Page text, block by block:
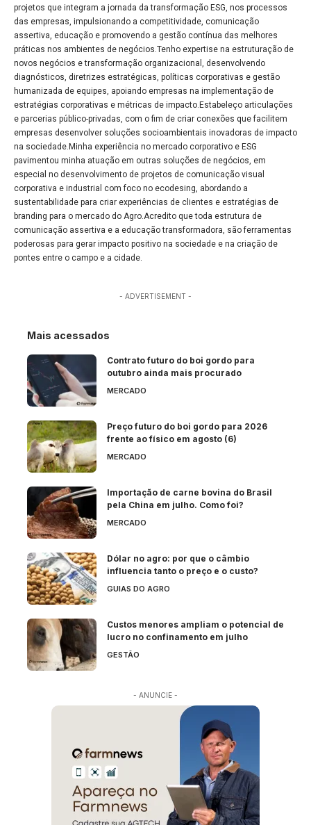
projetos que integram a jornada da transformação ESG, nos processos
das empresas, impulsionando a competitividade, comunicação
assertiva, educação e promovendo a gestão contínua das melhores
práticas nos ambientes de negócios.Tenho expertise na estruturação de
novos negócios e transformação organizacional, desenvolvendo
diagnósticos, diretrizes estratégicas, políticas corporativas e gestão
humanizada de equipes, apoiando empresas na implementação de
estratégias corporativas e métricas de impacto.Estabeleço articulações
e parcerias público-privadas, com o fim de criar conexões que facilitem
empresas desenvolver soluções socioambientais inovadoras de impacto
na sociedade.Minha experiência no mercado corporativo e ESG
pavimentou minha atuação em outras soluções de negócios, em
especial no desenvolvimento de projetos de comunicação visual
corporativa e industrial com foco no ecodesing, abordando a
sustentabilidade para criar experiências de clientes e estratégias de
branding para o mercado do Agro.Acredito que toda estrutura de
comunicação assertiva e a educação transformadora, são ferramentas
poderosas para gerar impacto positivo na sociedade e na criação de
pontes entre o campo e a cidade.
- ADVERTISEMENT -
Mais acessados
Contrato futuro do boi gordo para
outubro ainda mais procurado
MERCADO
Preço futuro do boi gordo para 2026
frente ao físico em agosto (6)
MERCADO
Importação de carne bovina do Brasil
pela China em julho. Como foi?
MERCADO
Dólar no agro: por que o câmbio
influencia tanto o preço e o custo?
GUIAS DO AGRO
Custos menores ampliam o potencial de
lucro no confinamento em julho
GESTÃO
- ANUNCIE -